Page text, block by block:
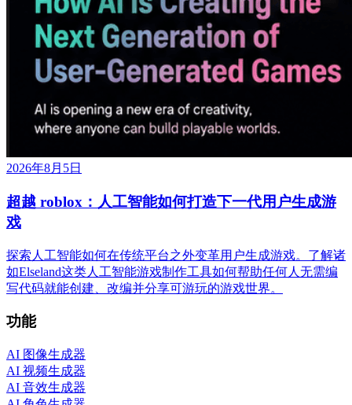
2026年8月5日
超越 roblox：人工智能如何打造下一代用户生成游
戏
探索人工智能如何在传统平台之外变革用户生成游戏。了解诸
如Elseland这类人工智能游戏制作工具如何帮助任何人无需编
写代码就能创建、改编并分享可游玩的游戏世界。
功能
AI 图像生成器
AI 视频生成器
AI 音效生成器